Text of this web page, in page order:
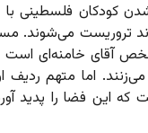
کودکان فلسطینی
تروریست می‌شوند.
آقای خامنه‌ای است
اما متهم ردیف
که این فضا را پدید